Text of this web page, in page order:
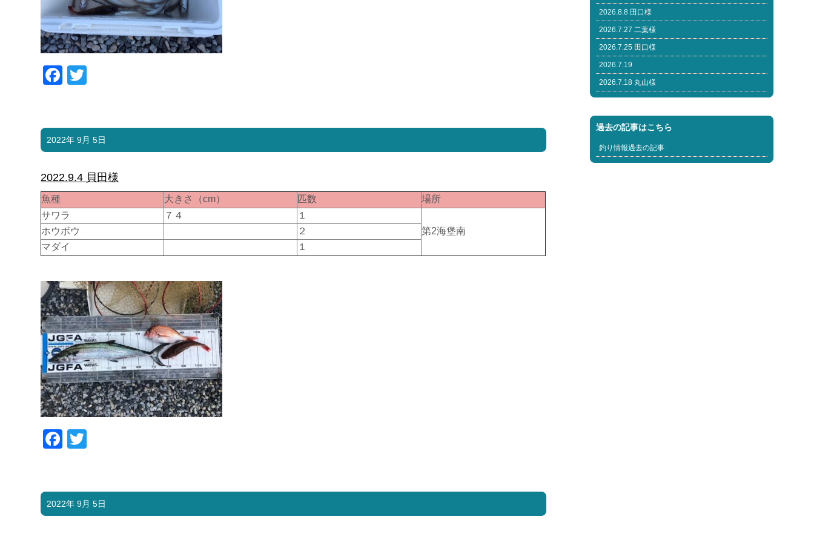
Facebook
2022年 9月 5日
2022.9.4 貝田様
魚種 大きさ（cm） 匹数
場所
サワラ
７４
１
第2海堡南
ホウボウ
２
マダイ
１
Facebook
2022年 9月 5日
2026.8.8 田口様
2026.7.27 二葉様
2026.7.25 田口様
2026.7.19
2026.7.18 丸山様
過去の記事はこちら
釣り情報過去の記事